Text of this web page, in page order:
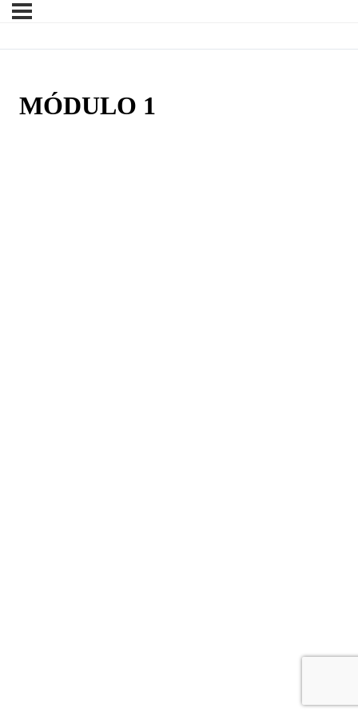
MÓDULO 1